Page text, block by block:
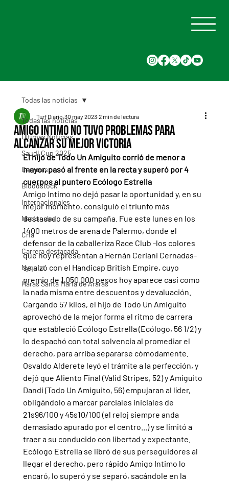
Todas las noticias
Últimas Noticias
Saudi Cup 2025
Carreras
Bloodstock
Internacionales
Nacionales
Cria
Carrera destacada
Nyquist
Haras Santa Maria de Araras
Todas las noticias
Amigo Intimo no tuvo problemas para
alcanzar su mejor victoria
Turf Diario 30 may 2023 2 min de lectura
El hijo de Todo Un Amiguito corrió de menor a
mayor, pasó al frente en la recta y superó por 4
cuerpos al puntero Ecólogo Estrella
Amigo Intimo no dejó pasar la oportunidad y, en su
mejor momento, consiguió el triunfo más
destacado de su campaña. Fue este lunes en los
1400 metros de arena de Palermo, donde el
defensor de la caballeriza Race Club -los colores
que hoy representan a Hernán Ceriani Cernadas-
se alzó con el Handicap British Empire, cuyo
premio de 1.050.000 pesos hoy aparece casi como
la nada misma entre descuentos y devaluación.
Cargando 57 kilos, el hijo de Todo Un Amiguito
aprovechó de la mejor forma el ritmo de carrera
que estableció Ecólogo Estrella (Ecólogo, 56 1/2) y
lo despachó con total solvencia al promediar el
derecho, para arriba separarse cómodamente.
Osvaldo Alderete leyó el trámite a la perfección, y
dejó que Aliento Final (Valid Stripes, 52) y Amiguito
Dandi (Todo Un Amiguito, 56) empujaran al líder,
obligándolo a marcar parciales iniciales de
21s96/100 y 45s10/100 (el reloj siempre anda
demasiado apurado por el centro...) y se limitó a
traer a su conducido con libertad y expectante.
Ecólogo Estrella se libró de sus perseguidores al
llegar el derecho, pero rápido Amigo Intimo lo
encaró, lo superó y se separó, sacándole en la